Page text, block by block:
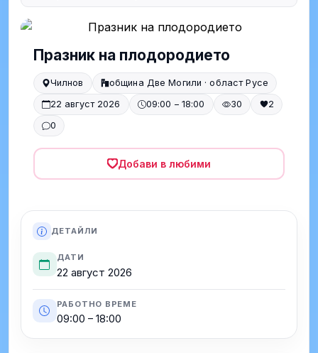
Празник на плодородието
Чилнов
община Две Могили · област Русе
22 август 2026
09:00 – 18:00 30
2
0
Добави в любими
ДЕТАЙЛИ
ДАТИ
22 август 2026
РАБОТНО ВРЕМЕ
09:00 – 18:00